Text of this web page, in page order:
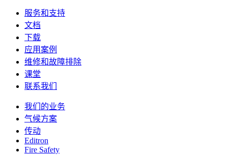
服务和支持
文档
下载
应用案例
维修和故障排除
课堂
联系我们
我们的业务
气候方案
传动
Editron
Fire Safety